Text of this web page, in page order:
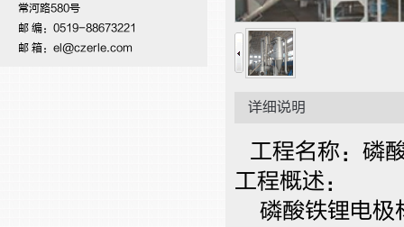
常河路580号
邮 编：0519-88673221
邮 箱：el@czerle.com
详细说明
工程名称：磷
工程概述：
磷酸铁锂电极